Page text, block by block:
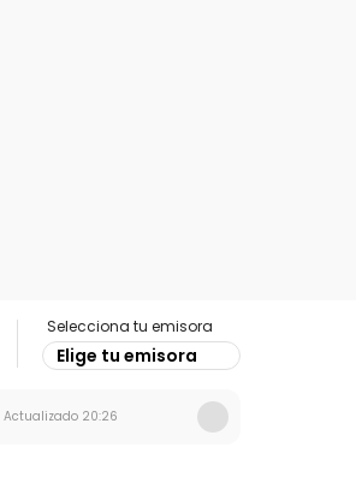
Selecciona tu emisora
Elige tu emisora
Actualizado 20:26